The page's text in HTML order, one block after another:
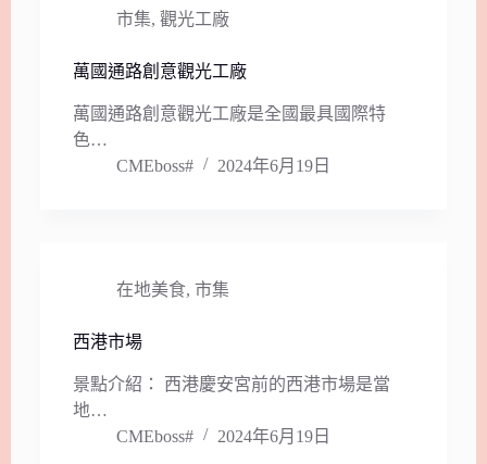
市集, 觀光工廠
萬國通路創意觀光工廠
萬國通路創意觀光工廠是全國最具國際特
色…
CMEboss#
2024年6月19日
在地美食, 市集
西港市場
景點介紹： 西港慶安宮前的西港市場是當
地…
CMEboss#
2024年6月19日